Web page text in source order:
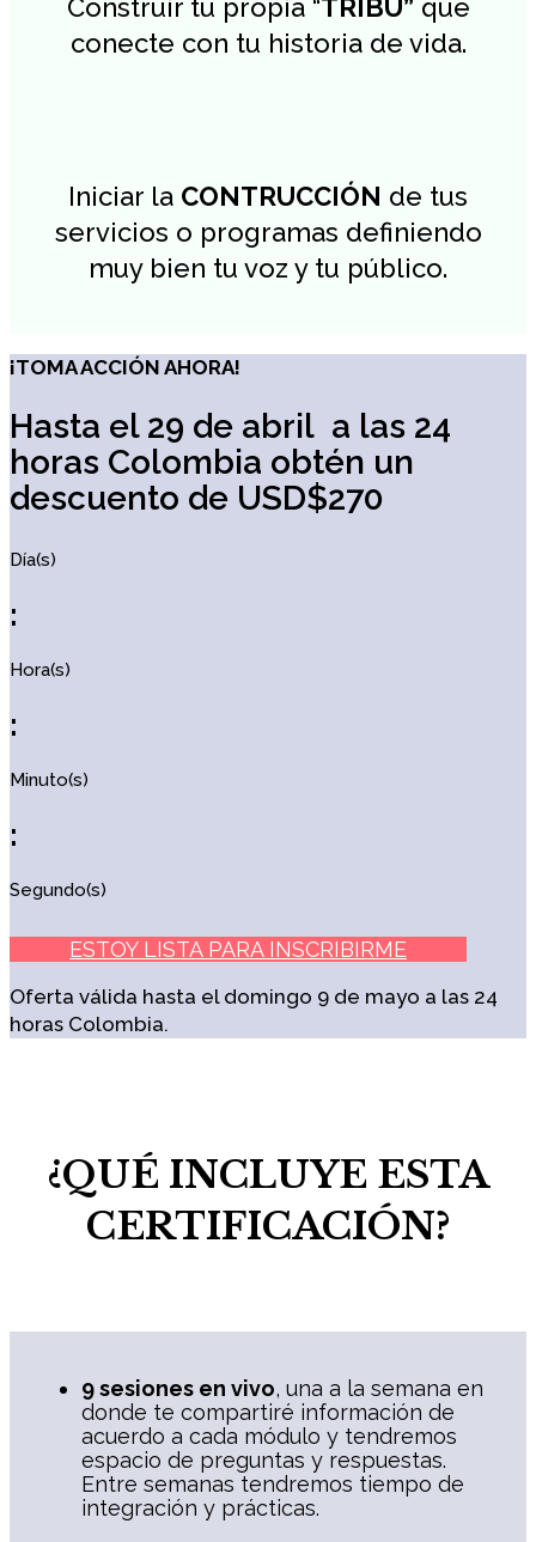
Construir tu propia “TRIBU” que
conecte con tu historia de vida.
Iniciar la CONTRUCCIÓN de tus
servicios o programas definiendo
muy bien tu voz y tu público.
¡TOMA ACCIÓN AHORA!
Hasta el 29 de abril a las 24
horas Colombia obtén un
descuento de USD$270
Día(s)
:
Hora(s)
:
Minuto(s)
:
Segundo(s)
ESTOY LISTA PARA INSCRIBIRME
Oferta válida hasta el domingo 9 de mayo a las 24
horas Colombia.
¿QUÉ INCLUYE ESTA
CERTIFICACIÓN?
9 sesiones en vivo, una a la semana en
donde te compartiré información de
acuerdo a cada módulo y tendremos
espacio de preguntas y respuestas.
Entre semanas tendremos tiempo de
integración y prácticas.